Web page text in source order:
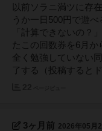
以前ソラニ満ツに存
うか一日500円で遊
「計算できないの？
たこの回数券を6月か
全く勉強していない
了する（投稿すると
3ヶ月前 2026年05月